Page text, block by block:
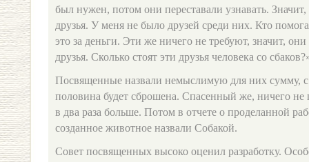
был нужен, потом они переставали узнавать.
друзья. У меня не было друзей среди них. Кто
это за деньги. Эти же ничего не требуют, значит,
друзья. Сколько стоят эти друзья человека со
Посвященные назвали немыслимую для них сумму, с
половина будет сброшена. Спасенный же, ничего не
в два раза больше. Потом в отчете о проделанной
созданное животное назвали Собакой.
Совет посвященных высоко оценил разработку.